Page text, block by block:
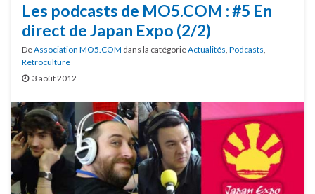
Les podcasts de MO5.COM : #5 En
direct de Japan Expo (2/2)
DeAssociation MO5.COM dans la catégorieActualités, Podcasts,
Retroculture
3 août 2012